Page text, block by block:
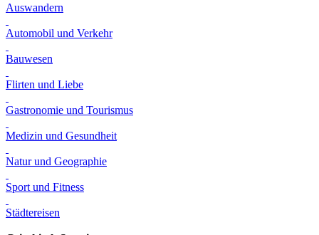
Auswandern
Automobil und Verkehr
Bauwesen
Flirten und Liebe
Gastronomie und Tourismus
Medizin und Gesundheit
Natur und Geographie
Sport und Fitness
Städtereisen